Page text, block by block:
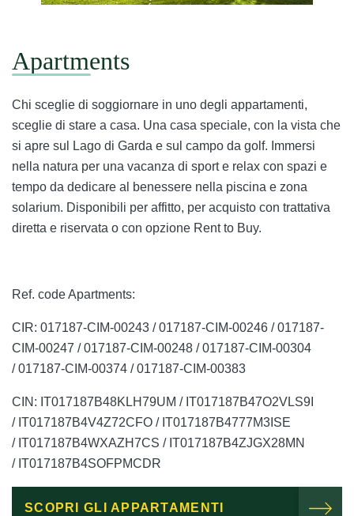
Apartments
Chi sceglie di soggiornare in uno degli appartamenti,
sceglie di stare a casa. Una casa speciale, con la vista che
si apre sul Lago di Garda e sul campo da golf. Immersi
nella natura per una vacanza di sport e relax con spazi e
tempo da dedicare al benessere nella piscina e zona
solarium. Disponibili per affitto, per acquisto con trattativa
diretta e riservata o con opzione Rent to Buy.
Ref. code Apartments:
CIR: 017187-CIM-00243 / 017187-CIM-00246 / 017187-
CIM-00247 / 017187-CIM-00248 / 017187-CIM-00304
/ 017187-CIM-00374 /017187-CIM-00383
CIN: IT017187B48KLH79UM / IT017187B47O2VLS9I
/ IT017187B4V4Z72CFO / IT017187B4777M3ISE
/ IT017187B4WXAZH7CS / IT017187B4ZJGX28MN
/ IT017187B4SOFPMCDR
SCOPRI GLI APPARTAMENTI